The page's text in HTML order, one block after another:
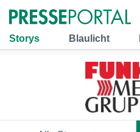
Storys Blaulicht